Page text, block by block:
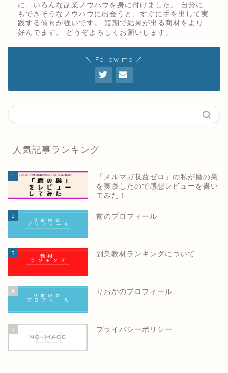
に、いろんな副業ノウハウを身に付けました。 自分に
もできそうなノウハウに出会うと、すぐに手を出して実
践する傾向が強いです。 短期で結果が出る商材をより
好んでます。 どうぞよろしくお願いします。
＼ Follow me ／
人気記事ランキング
1
「メルマガ収益ゼロ」の私が磨の巣
を実践したので感想レビューを書い
てみた！
2 前のプロフィール
3 副業教材ランキングについて
4 りおかのプロフィール
5 プライバシーポリシー